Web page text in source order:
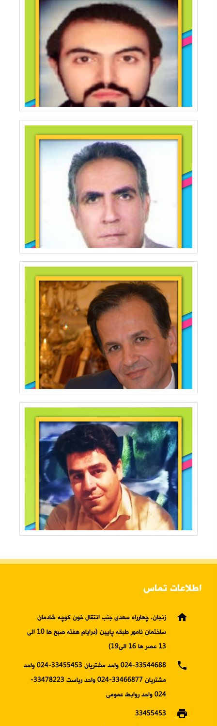
اطلاعات تماس
home
زنجان، چهارراه سعدی جنب انتقال خون کوچه شادمان
ساختمان نامور طبقه پایین (درایام هفته صبح ها 10 الی
13 عصر ها 16 الی19)
phone
024-33544688 واحد مشتریان 33455453-024 واحد
مشتریان 33466877-024 واحد ریاست 33478223-
024 واحد روابط عمومی
print
33455453